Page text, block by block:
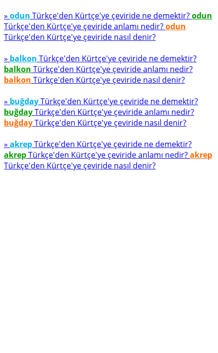
» odun Türkçe'den Kürtçe'ye çeviride ne demektir?odun
Türkçe'den Kürtçe'ye çeviride anlamı nedir?odun
Türkçe'den Kürtçe'ye çeviride nasıl denir?
» balkon Türkçe'den Kürtçe'ye çeviride ne demektir?
balkon Türkçe'den Kürtçe'ye çeviride anlamı nedir?
balkon Türkçe'den Kürtçe'ye çeviride nasıl denir?
» buğdayTürkçe'den Kürtçe'ye çeviride ne demektir?
buğdayTürkçe'den Kürtçe'ye çeviride anlamı nedir?
buğdayTürkçe'den Kürtçe'ye çeviride nasıl denir?
» akrepTürkçe'den Kürtçe'ye çeviride ne demektir?
akrepTürkçe'den Kürtçe'ye çeviride anlamı nedir?akrep
Türkçe'den Kürtçe'ye çeviride nasıl denir?